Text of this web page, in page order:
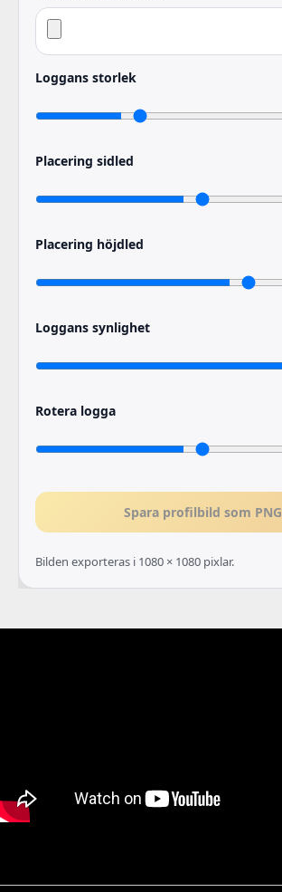
Loggans storlek
Placering sidled
Placering höjdled
Loggans synlighet
Rotera logga
Spara profilbild som PNG
Bilden exporteras i 1080 × 1080 pixlar.